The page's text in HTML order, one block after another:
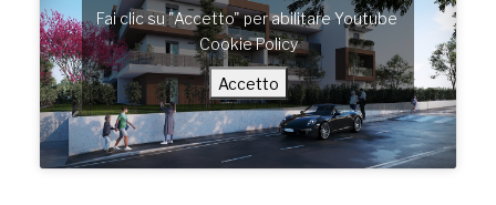
Fai clic su "Accetto" per abilitare Youtube
Cookie Policy
Accetto